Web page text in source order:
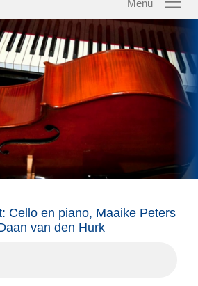
Cello en piano, Maaike Peters
van den Hurk